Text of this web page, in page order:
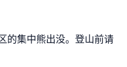
的集中熊出没。登山前请